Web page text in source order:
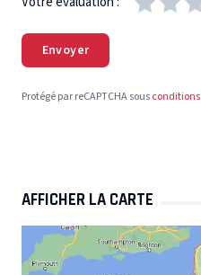
Envoyer
Protégé par reCAPTCHA sousconditions
AFFICHER LA CARTE